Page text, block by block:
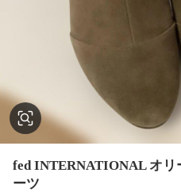
fed INTERNATIONAL オリ
ーツ